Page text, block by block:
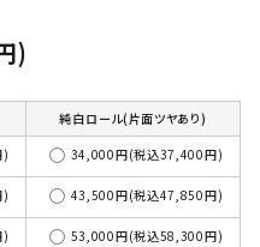
)
純白ロール(片面ツヤあり)
) 34,000円(税込37,400円)
) 43,500円(税込47,850円)
) 53,000円(税込58,300円)